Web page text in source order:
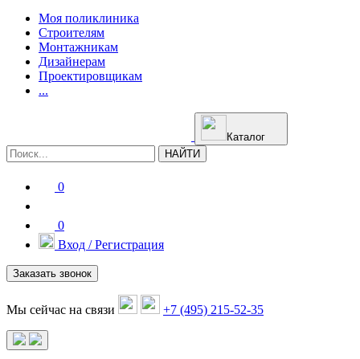
Моя поликлиника
Строителям
Монтажникам
Дизайнерам
Проектировщикам
...
Каталог
НАЙТИ
0
0
Вход / Регистрация
Заказать звонок
Мы сейчас на связи +7 (495) 215-52-35